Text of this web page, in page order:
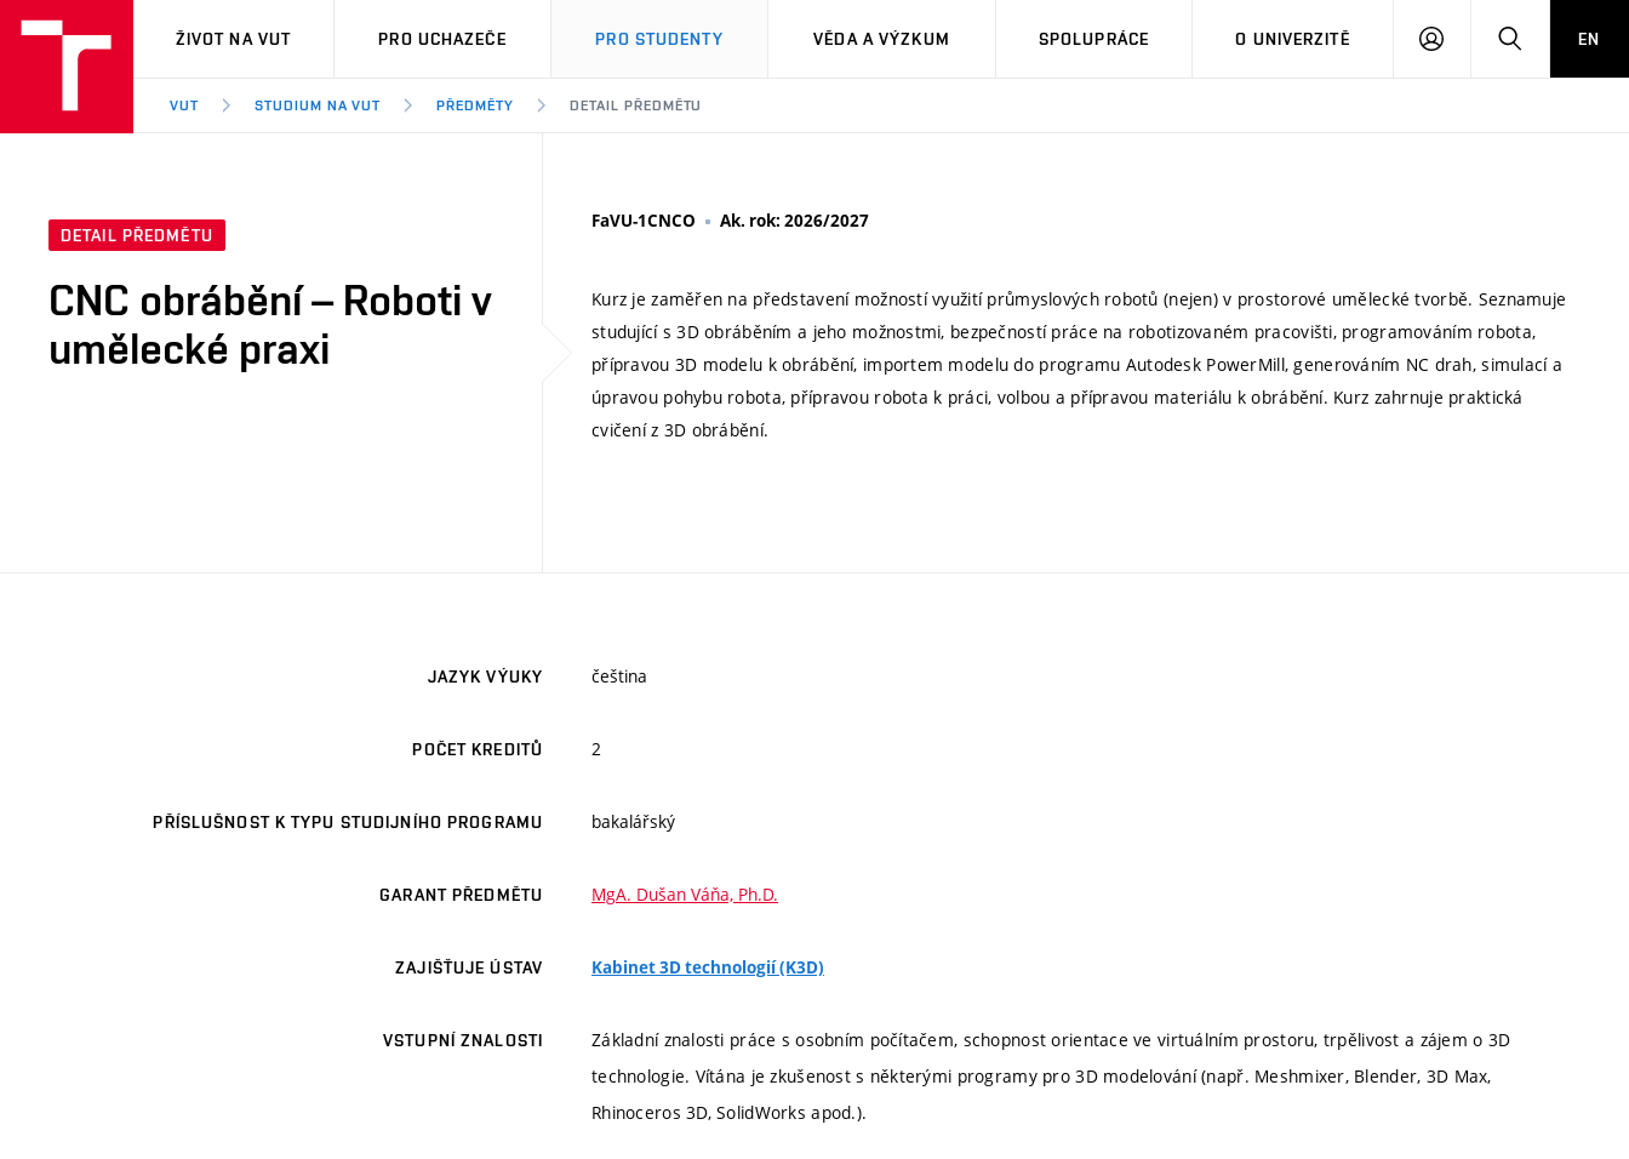
VUT
ŽIVOT NA VUT PRO UCHAZEČE PRO STUDENTY VĚDA A VÝZKUM SPOLUPRÁCE O UNIVERZITĚ
PŘIHLÁSIT HLEDATEN
VUT STUDIUM NA VUT PŘEDMĚTY DETAIL PŘEDMĚTU
DETAIL PŘEDMĚTU
CNC obrábění – Roboti v
umělecké praxi
FaVU-1CNCO Ak. rok: 2026/2027
Kurz je zaměřen na představení možností využití průmyslových robotů (nejen) v prostorové umělecké tvorbě. Seznamuje
studující s 3D obráběním a jeho možnostmi, bezpečností práce na robotizovaném pracovišti, programováním robota,
přípravou 3D modelu k obrábění, importem modelu do programu Autodesk PowerMill, generováním NC drah, simulací a
úpravou pohybu robota, přípravou robota k práci, volbou a přípravou materiálu k obrábění. Kurz zahrnuje praktická
cvičení z 3D obrábění.
JAZYK VÝUKY čeština
POČET KREDITŮ 2
PŘÍSLUŠNOST K TYPU STUDIJNÍHO PROGRAMU bakalářský
GARANT PŘEDMĚTU MgA. Dušan Váňa, Ph.D.
ZAJIŠŤUJE ÚSTAV Kabinet 3D technologií (K3D)
VSTUPNÍ ZNALOSTI
Základní znalosti práce s osobním počítačem, schopnost orientace ve virtuálním prostoru, trpělivost a zájem o 3D
technologie. Vítána je zkušenost s některými programy pro 3D modelování (např. Meshmixer, Blender, 3D Max,
Rhinoceros 3D, SolidWorks apod.).